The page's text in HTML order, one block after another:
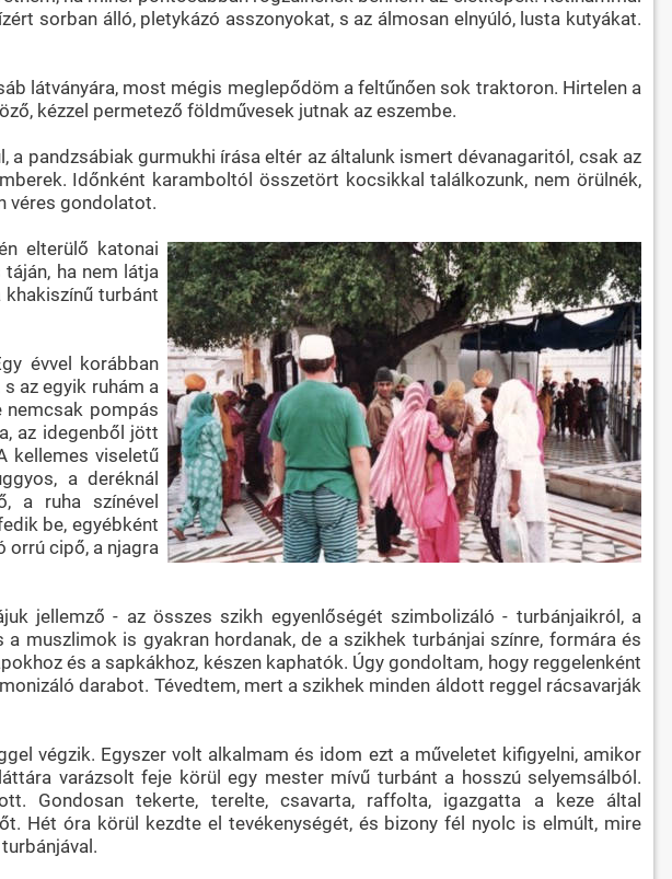
sorban álló, pletykázó asszonyokat, s az álmosan elnyúló, lusta kutyákat.
látványára, most mégis meglepődöm a feltűnően sok traktoron. Hirtelen a
kézzel permetező földművesek jutnak az eszembe.
a pandzsábiak gurmukhi írása eltér az általunk ismert dévanagaritól, csak az
Időnként karamboltól összetört kocsikkal találkozunk, nem örülnék,
véres gondolatot.
elterülő katonai
ha nem látja
khakiszínű turbánt
évvel korábban
az egyik ruhám a
nemcsak pompás
az idegenből jött
kellemes viseletű
a deréknál
a ruha színével
be, egyébként
orrú cipő, a njagra
jellemző - az összes szikh egyenlőségét szimbolizáló - turbánjaikról, a
muszlimok is gyakran hordanak, de a szikhek turbánjai színre, formára és
és a sapkákhoz, készen kaphatók. Úgy gondoltam, hogy reggelenként
darabot. Tévedtem, mert a szikhek minden áldott reggel rácsavarják
végzik. Egyszer volt alkalmam és idom ezt a műveletet kifigyelni, amikor
varázsolt feje körül egy mester mívű turbánt a hosszú selyemsálból.
Gondosan tekerte, terelte, csavarta, raffolta, igazgatta a keze által
Hét óra körül kezdte el tevékenységét, és bizony fél nyolc is elmúlt, mire